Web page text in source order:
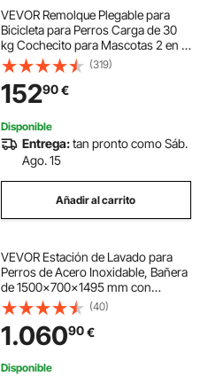
VEVOR Remolque Plegable para
Bicicleta para Perros Carga de 30
kg Cochecito para Mascotas 2 en 1,
Marco Fácil de Plegar con Ruedas
de Liberación Rápida, Acoplador
Universal para Bicicleta, Reflectores
(319)
15290€
Disponible
Entrega:tan pronto como Sáb.
Ago. 15
Añadir al carrito
VEVOR Estación de Lavado para
Perros de Acero Inoxidable, Bañera
de 1500x700x1495 mm con
Escalera, Filtro de Agua de
Polietileno, Grifo, Ducha y Jabonera
para Varias Mascotas, Puerta
Izquierda
(40)
1.06090€
Disponible